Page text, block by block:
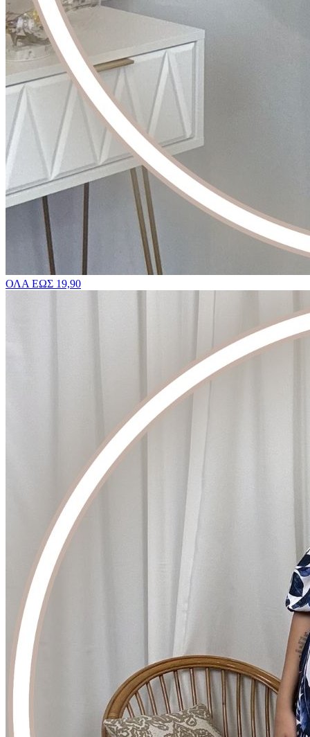
ΟΛΑ ΕΩΣ 19,90